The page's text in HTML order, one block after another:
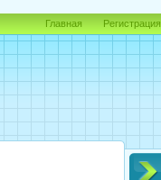
Главная Регистрация